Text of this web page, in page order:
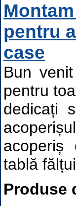
pentru
case
Bun
pentru
dedicați
acoperiș
tablă
Produse